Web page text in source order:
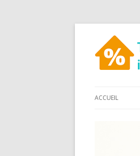
ACCUEIL